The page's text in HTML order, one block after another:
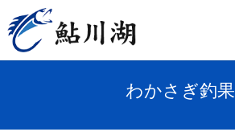
わかさぎ釣果